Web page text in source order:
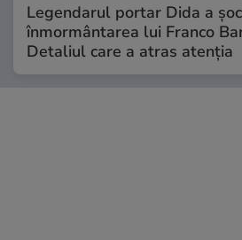
Legendarul portar Dida a
înmormântarea lui Franco
Detaliul care a atras atenția